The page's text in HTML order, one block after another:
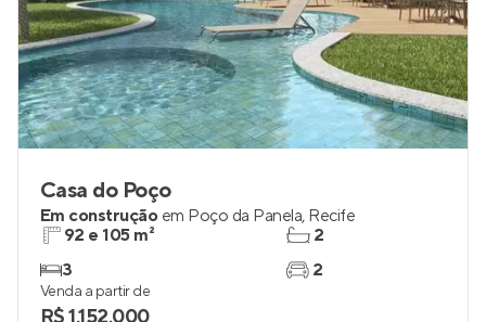
Casa do Poço
Em construção em Poço da Panela, Recife
92 e 105 m²
3
2
2
Venda a partir de